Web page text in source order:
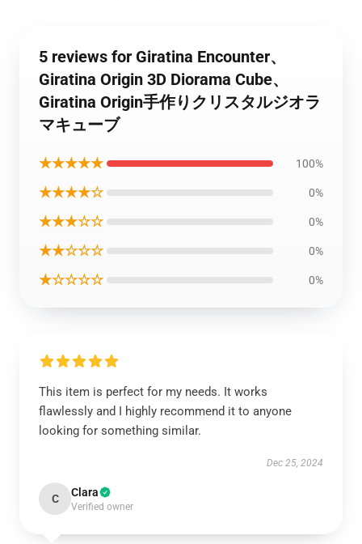
5 reviews for Giratina Encounter、
Giratina Origin 3D Diorama Cube、
Giratina Origin手作りクリスタルジオラ
マキューブ
★★★★★ 100%
★★★★☆ 0%
★★★☆☆ 0%
★★☆☆☆ 0%
★☆☆☆☆ 0%
This item is perfect for my needs. It works
flawlessly and I highly recommend it to anyone
looking for something similar.
Dec 25, 2024
C Clara
Verified owner